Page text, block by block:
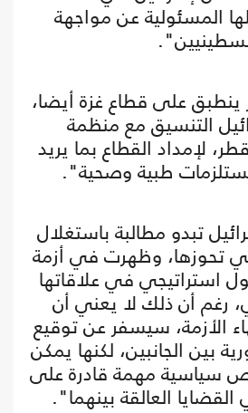
المسئولية عن مواجهة
على قطاع غزة أيضا،
التنسيق مع منظمة
لإمداد القطاع بما يريد
طبية وصحية".
تبدو مطالبة باستغلال
تحوزها، وظهرت في أزمة
استراتيجي في علاقاتها
رغم أن ذلك لا يعني أن
الأزمة، سيسفر عن توقيع
بين الجانبين، لكنها يمكن
سياسية مهمة قادرة على
العالقة بينهما".